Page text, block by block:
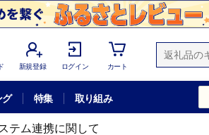
新規登録 ログイン カート
グ 特集 取り組み
テム連携に関して